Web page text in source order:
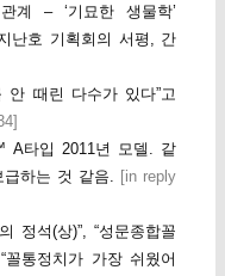
계 – ‘기묘한 생물학’
난호 기획회의 서평, 간
안 때린 다수가 있다”고
]
A타입 2011년 모델. 같
하는 것 같음. [in reply
정석(상)”, “성문종합꼴
꼴통정치가 가장 쉬웠어